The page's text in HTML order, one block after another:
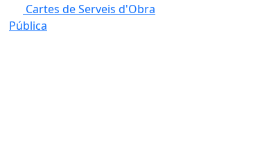
Cartes de Serveis d'Obra
Pública